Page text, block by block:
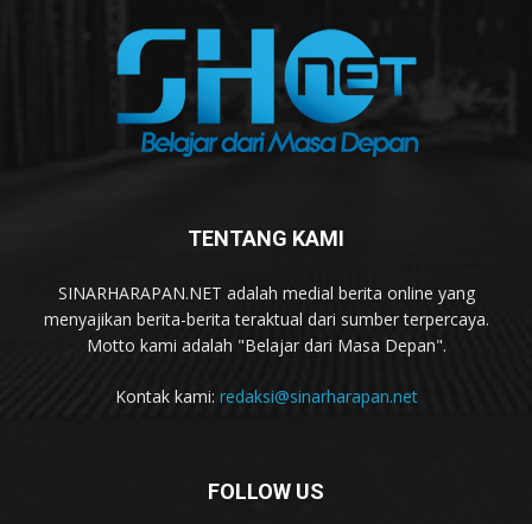
TENTANG KAMI
SINARHARAPAN.NET adalah medial berita online yang
menyajikan berita-berita teraktual dari sumber terpercaya.
Motto kami adalah "Belajar dari Masa Depan".
Kontak kami: redaksi@sinarharapan.net
FOLLOW US